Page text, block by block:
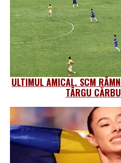
ULTIMUL AMICAL. SCM
TÂRGU